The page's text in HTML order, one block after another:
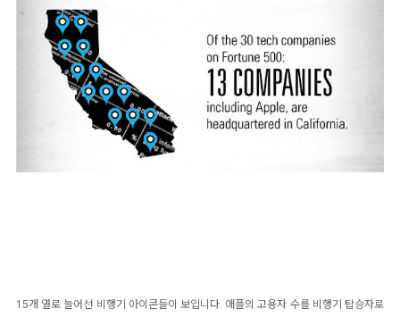
15개 열로 늘어선 비행기 아이콘들이 보입니다. 애플의 고용자 수를 비행기 탑승자로